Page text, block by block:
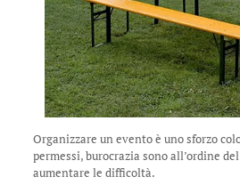
Organizzare un evento è uno sforzo
permessi, burocrazia sono all’ordine
aumentare le difficoltà.